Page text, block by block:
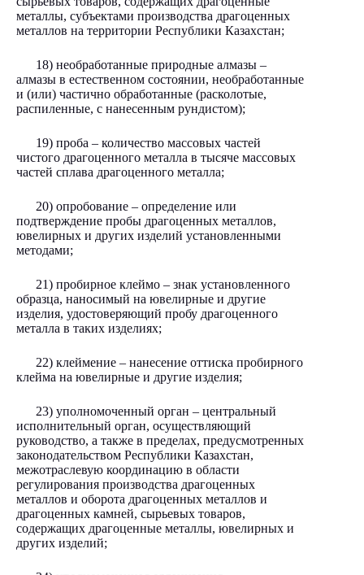
металлы, субъектами производства драгоценных
металлов на территории Республики Казахстан;
18) необработанные природные алмазы –
алмазы в естественном состоянии, необработанные
и (или) частично обработанные (расколотые,
распиленные, с нанесенным рундистом);
19) проба – количество массовых частей
чистого драгоценного металла в тысяче массовых
частей сплава драгоценного металла;
20) опробование – определение или
подтверждение пробы драгоценных металлов,
ювелирных и других изделий установленными
методами;
21) пробирное клеймо – знак установленного
образца, наносимый на ювелирные и другие
изделия, удостоверяющий пробу драгоценного
металла в таких изделиях;
22) клеймение – нанесение оттиска пробирного
клейма на ювелирные и другие изделия;
23) уполномоченный орган – центральный
исполнительный орган, осуществляющий
руководство, а также в пределах, предусмотренных
законодательством Республики Казахстан,
межотраслевую координацию в области
регулирования производства драгоценных
металлов и оборота драгоценных металлов и
драгоценных камней, сырьевых товаров,
содержащих драгоценные металлы, ювелирных и
других изделий;